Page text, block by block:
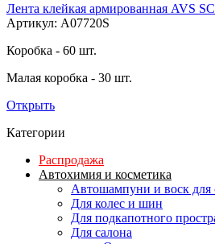
Лента клейкая армированная AVS
Артикул: A07720S
Коробка - 60 шт.
Малая коробка - 30 шт.
Открыть
Категории
Распродажа
Автохимия и косметика
Автошампуни и воск для
Для колес и шин
Для подкапотного
Для салона